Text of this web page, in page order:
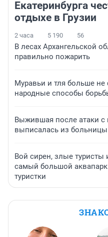
Екатеринбурга
отдыхе в Грузии
2 часа 5 190 56
В лесах Архангельской
правильно пожарить
Муравьи и тля больше не
народные способы
Выжившая после атаки с
выписалась из больницы
Вой сирен, злые туристы
самый большой
туристки